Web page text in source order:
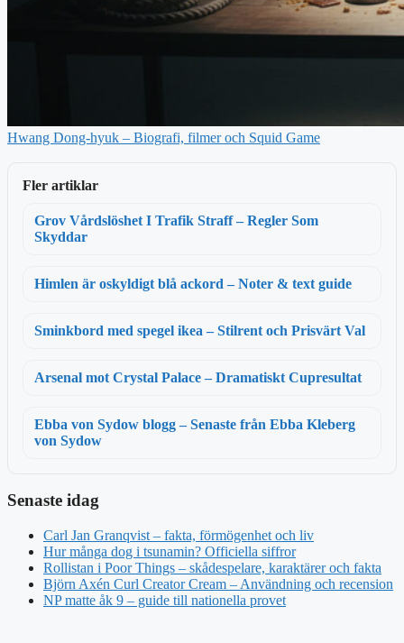
Hwang Dong-hyuk – Biografi, filmer och Squid Game
Fler artiklar
Grov Vårdslöshet I Trafik Straff – Regler Som
Skyddar
Himlen är oskyldigt blå ackord – Noter & text guide
Sminkbord med spegel ikea – Stilrent och Prisvärt Val
Arsenal mot Crystal Palace – Dramatiskt Cupresultat
Ebba von Sydow blogg – Senaste från Ebba Kleberg
von Sydow
Senaste idag
Carl Jan Granqvist – fakta, förmögenhet och liv
Hur många dog i tsunamin? Officiella siffror
Rollistan i Poor Things – skådespelare, karaktärer och fakta
Björn Axén Curl Creator Cream – Användning och recension
NP matte åk 9 – guide till nationella provet